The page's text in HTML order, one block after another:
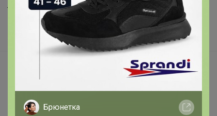
Торговые марки
Наша команда
Реклама на сайте
Вакансии Брюнетка